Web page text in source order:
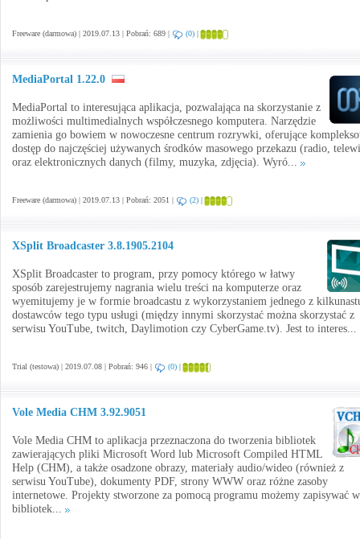
Freeware (darmowa) | 2019.07.13 | Pobrań: 689 | (0) |
MediaPortal 1.22.0
MediaPortal to interesująca aplikacja, pozwalająca na skorzystanie z
możliwości multimedialnych współczesnego komputera. Narzędzie
zamienia go bowiem w nowoczesne centrum rozrywki, oferujące
dostęp do najczęściej używanych środków masowego przekazu (radio,
oraz elektronicznych danych (filmy, muzyka, zdjęcia). Wyró...
Freeware (darmowa) | 2019.07.13 | Pobrań: 2051 | (2) |
XSplit Broadcaster 3.8.1905.2104
XSplit Broadcaster to program, przy pomocy którego w łatwy
sposób zarejestrujemy nagrania wielu treści na komputerze oraz
wyemitujemy je w formie broadcastu z wykorzystaniem jednego z
dostawców tego typu usługi (między innymi skorzystać można skorzystać z
serwisu YouTube, twitch, Daylimotion czy CyberGame.tv). Jest to interes...
Trial (testowa) | 2019.07.08 | Pobrań: 946 | (0) |
Vole Media CHM 3.92.9051
Vole Media CHM to aplikacja przeznaczona do tworzenia bibliotek
zawierających pliki Microsoft Word lub Microsoft Compiled HTML
Help (CHM), a także osadzone obrazy, materiały audio/wideo (również z
serwisu YouTube), dokumenty PDF, strony WWW oraz różne zasoby
internetowe. Projekty stworzone za pomocą programu możemy zapisywać w
bibliotek...